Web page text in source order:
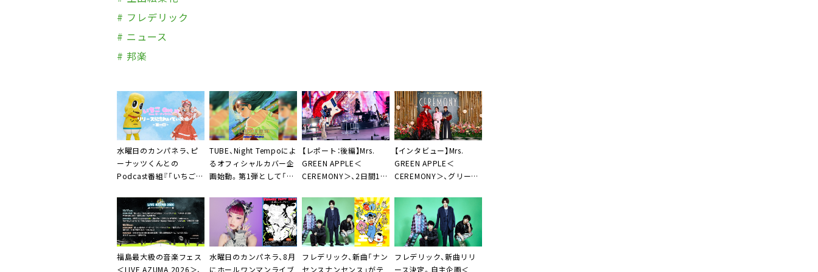
# フレデリック
# ニュース
# 邦楽
水曜日のカンパネラ、ピ
ーナッツくんとの
Podcast番組『「いちご
くん)」リリース記念れい
でぃお』がYouTubeで配
信スタート
TUBE、Night Tempoによ
るオフィシャルカバー企
画始動。第1弾として「シ
feat. 生田 絵梨花」配信
決定も
【レポート：後編】Mrs.
GREEN APPLE＜
CEREMONY＞、2日間13
スにみた「心を奪われて
しまう出会い」
【インタビュー】Mrs.
GREEN APPLE＜
CEREMONY＞、グリーン
ィストが登場「本当に真
新しいイベント」
福島最⼤級の⾳楽フェス
＜LIVE AZUMA 2026＞、
水曜日のカンパネラ、8月
にホールワンマンライブ
フレデリック、新曲「ナン
センスナンセンス」がテ
フレデリック、新曲リリ
ース決定。自主企画＜